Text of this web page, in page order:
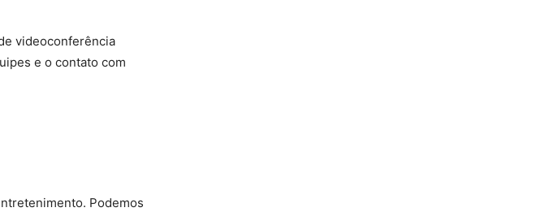
videoconferência
e o contato com
Podemos